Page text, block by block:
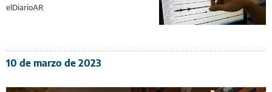
elDiarioAR
10 de marzo de 2023